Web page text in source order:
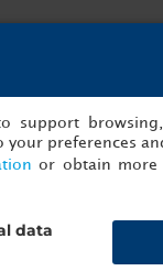
de Reus
support
preferences
or obtain
data